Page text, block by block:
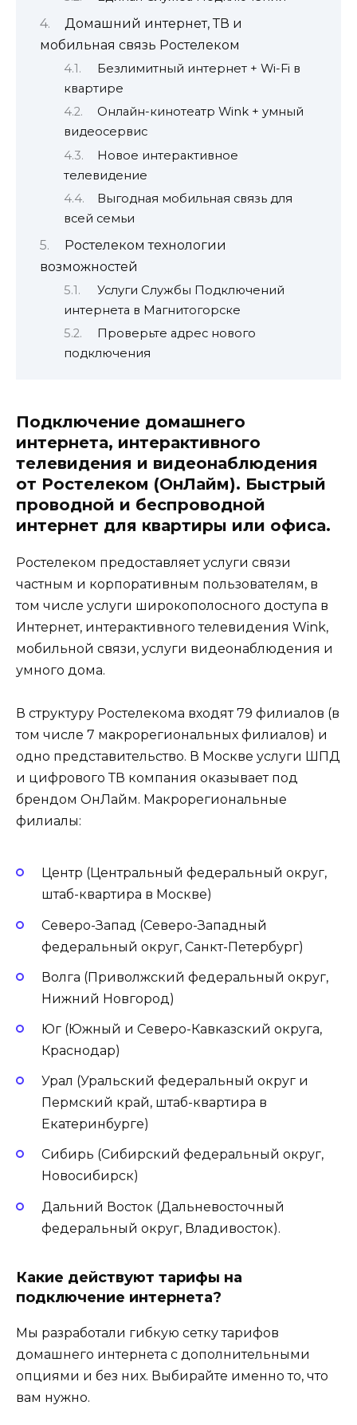
Домашний интернет, ТВ и
мобильная связь Ростелеком
Безлимитный интернет + Wi-Fi в
квартире
Онлайн-кинотеатр Wink + умный
видеосервис
Новое интерактивное
телевидение
Выгодная мобильная связь для
всей семьи
Ростелеком технологии
возможностей
Услуги Службы Подключений
интернета в Магнитогорске
Проверьте адрес нового
подключения
Подключение домашнего
интернета, интерактивного
телевидения и видеонаблюдения
от Ростелеком (ОнЛайм). Быстрый
проводной и беспроводной
интернет для квартиры или офиса.
Ростелеком предоставляет услуги связи
частным и корпоративным пользователям, в
том числе услуги широкополосного доступа в
Интернет, интерактивного телевидения Wink,
мобильной связи, услуги видеонаблюдения и
умного дома.
В структуру Ростелекома входят 79 филиалов (в
том числе 7 макрорегиональных филиалов) и
одно представительство. В Москве услуги ШПД
и цифрового ТВ компания оказывает под
брендом ОнЛайм. Макрорегиональные
филиалы:
Центр (Центральный федеральный округ,
штаб-квартира в Москве)
Северо-Запад (Северо-Западный
федеральный округ, Санкт-Петербург)
Волга (Приволжский федеральный округ,
Нижний Новгород)
Юг (Южный и Северо-Кавказский округа,
Краснодар)
Урал (Уральский федеральный округ и
Пермский край, штаб-квартира в
Екатеринбурге)
Сибирь (Сибирский федеральный округ,
Новосибирск)
Дальний Восток (Дальневосточный
федеральный округ, Владивосток).
Какие действуют тарифы на
подключение интернета?
Мы разработали гибкую сетку тарифов
домашнего интернета с дополнительными
опциями и без них. Выбирайте именно то, что
вам нужно.